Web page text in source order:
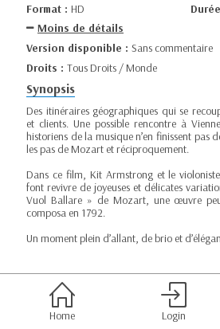
Format : HD
Moins de détails
Version disponible : Sans commentaire
Droits : Tous Droits / Monde
Synopsis
Des itinéraires géographiques qui se
et clients. Une possible rencontre à
historiens de la musique n’en finissent pas
les pas de Mozart et réciproquement.
Dans ce film, Kit Armstrong et le
font revivre de joyeuses et délicates
Vuol Ballare » de Mozart, une œuvre
composa en 1792.
Un moment plein d’allant, de brio et
Home Login